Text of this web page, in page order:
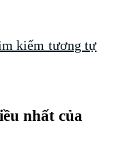
kiếm tương tự
nhất của